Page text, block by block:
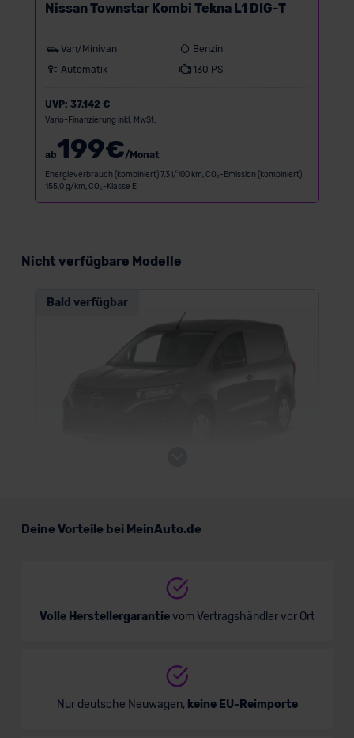
Nissan Townstar Kombi Tekna L1 DIG-T
Van/Minivan
Benzin
Automatik
130 PS
UVP: 37.142 €
Vario-Finanzierung inkl. MwSt.
ab199€/Monat
Energieverbrauch (kombiniert) 7,3 l/100 km, CO₂-Emission (kombiniert)
155,0 g/km, CO₂-Klasse E
Nicht verfügbare Modelle
Bald verfügbar
Deine Vorteile bei MeinAuto.de
Volle Herstellergarantievom Vertragshändler vor Ort
Nur deutsche Neuwagen, keine EU-Reimporte